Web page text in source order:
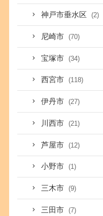
神戸市垂水区 (2)
尼崎市 (70)
宝塚市 (34)
西宮市 (118)
伊丹市 (27)
川西市 (21)
芦屋市 (12)
小野市 (1)
三木市 (9)
三田市 (7)